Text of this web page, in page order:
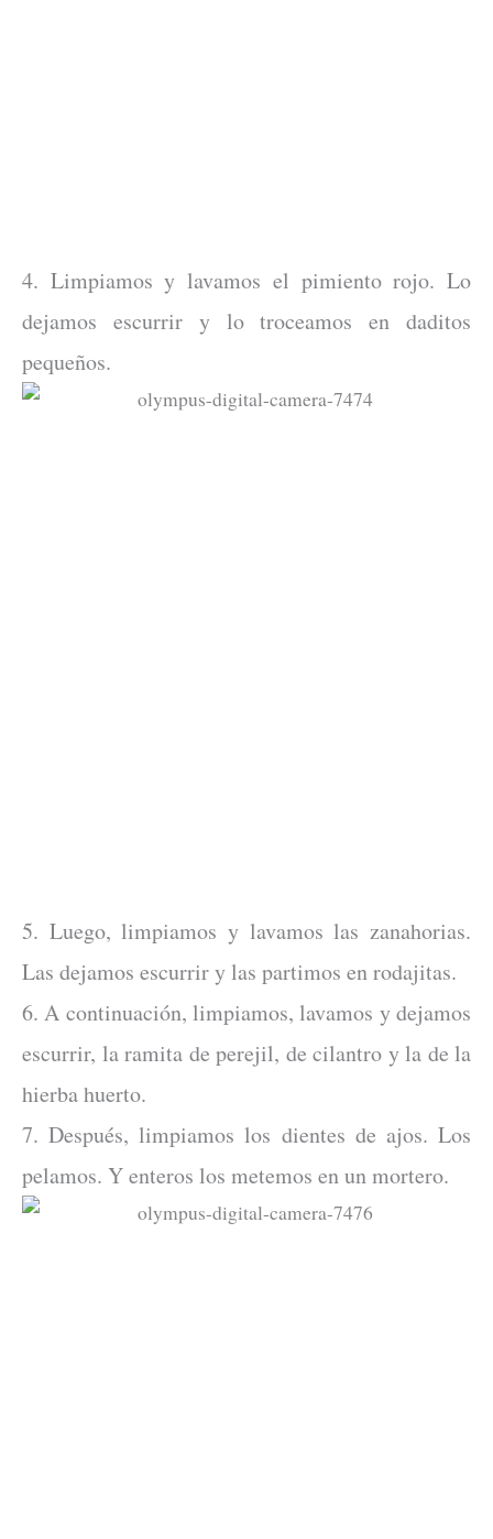
4. Limpiamos y lavamos el pimiento rojo. Lo
dejamos escurrir y lo troceamos en daditos
pequeños.
5. Luego, limpiamos y lavamos las zanahorias.
Las dejamos escurrir y las partimos en rodajitas.
6. A continuación, limpiamos, lavamos y dejamos
escurrir, la ramita de perejil, de cilantro y la de la
hierba huerto.
7. Después, limpiamos los dientes de ajos. Los
pelamos. Y enteros los metemos en un mortero.